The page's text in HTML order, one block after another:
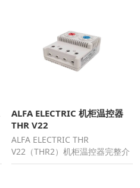
ALFA ELECTRIC 机柜温控器
THR V22
ALFA ELECTRIC THR
V22（THR2）机柜温控器完整介
绍一、基础参数表格项目规格